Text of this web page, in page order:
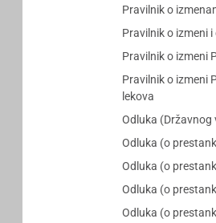
Pravilnik o
Pravilnik o izmeni
Pravilnik o izmeni
Pravilnik o izmeni
lekova
Odluka (Državnog
Odluka (o
Odluka (o
Odluka (o
Odluka (o